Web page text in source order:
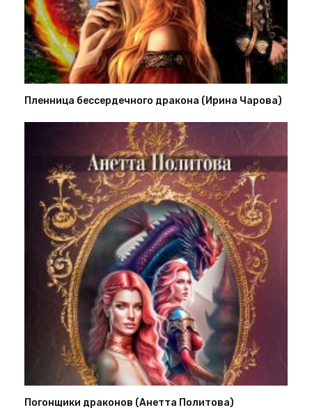
Пленница бессердечного дракона (Ирина Чарова)
Погонщики драконов (Анетта Политова)